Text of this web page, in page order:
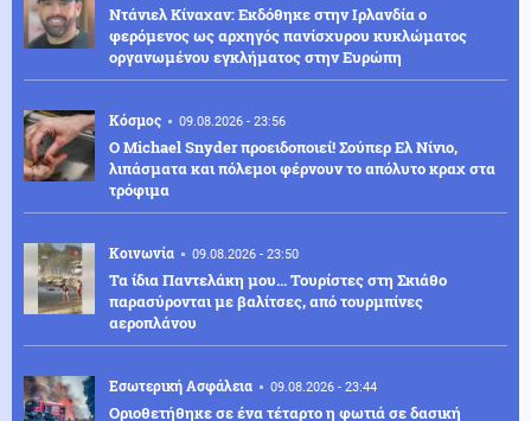
Ντάνιελ Κίναχαν: Εκδόθηκε στην Ιρλανδία ο
φερόμενος ως αρχηγός πανίσχυρου κυκλώματος
οργανωμένου εγκλήματος στην Ευρώπη
Κόσμος 09.08.2026 - 23:56
Ο Michael Snyder προειδοποιεί! Σούπερ Ελ Νίνιο,
λιπάσματα και πόλεμοι φέρνουν το απόλυτο κραχ στα
τρόφιμα
Κοινωνία 09.08.2026 - 23:50
Τα ίδια Παντελάκη μου... Τουρίστες στη Σκιάθο
παρασύρονται με βαλίτσες, από τουρμπίνες
αεροπλάνου
Εσωτερική Ασφάλεια 09.08.2026 - 23:44
Οριοθετήθηκε σε ένα τέταρτο η φωτιά σε δασική